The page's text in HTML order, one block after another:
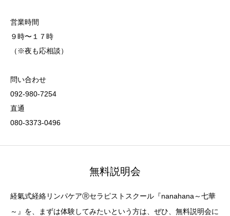
営業時間
９時〜１７時
（※夜も応相談）
問い合わせ
092-980-7254
直通
080-3373-0496
無料説明会
経氣式経絡リンパケアⓇセラピストスクール『nanahana～七華
～』を、まずは体験してみたいという方は、ぜひ、無料説明会に